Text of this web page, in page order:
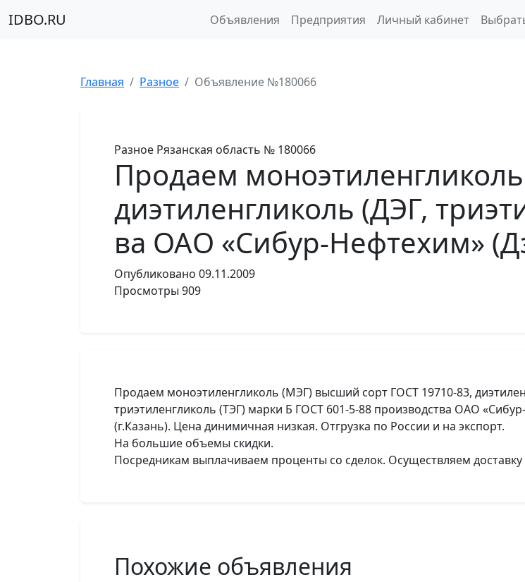
IDBO.RU Объявления Предприятия Личный кабинет
Главная Разное Объявление №180066
Разное Рязанская область № 180066
Продаем
диэтиленгликоль (ДЭГ,
ва ОАО «Сибур-Нефтехим»
Опубликовано 09.11.2009
Просмотры 909
Продаем моноэтиленгликоль (МЭГ) высший сорт ГОСТ 19710-83,
триэтиленгликоль (ТЭГ) марки Б ГОСТ 601-5-88 производства ОАО
(г.Казань). Цена динимичная низкая. Отгрузка по России и на экспорт.
На большие объемы скидки.
Посредникам выплачиваем проценты со сделок. Осуществляем
Похожие объявления